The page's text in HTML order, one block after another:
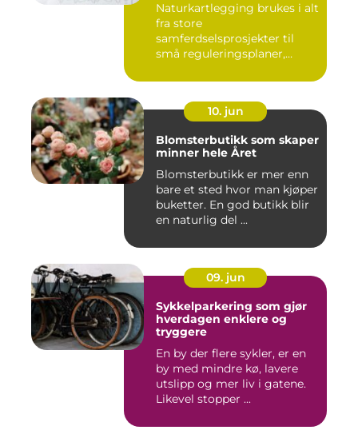
Naturkartlegging brukes i alt
fra store
samferdselsprosjekter til
små reguleringsplaner,
10. jun
Blomsterbutikk som skaper
minner hele Året
Blomsterbutikk er mer enn
bare et sted hvor man kjøper
buketter. En god butikk blir
en naturlig del ...
09. jun
Sykkelparkering som gjør
hverdagen enklere og
tryggere
En by der flere sykler, er en
by med mindre kø, lavere
utslipp og mer liv i gatene.
Likevel stopper ...